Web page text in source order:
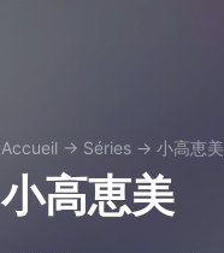
Accueil → Séries → 小高恵美
小高恵美